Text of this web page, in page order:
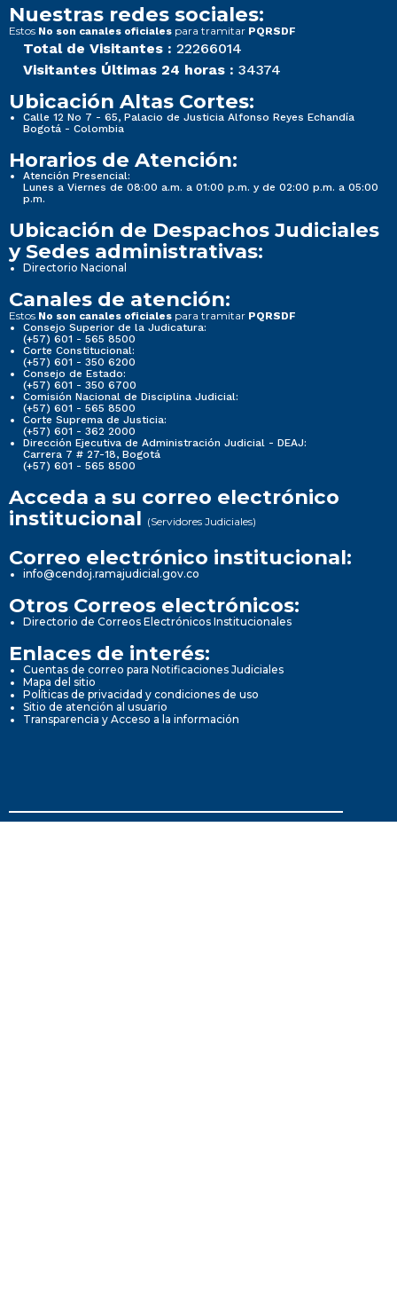
Nuestras redes sociales:
Estos No son canales oficiales para tramitar PQRSDF
Total de Visitantes : 22266014
Visitantes Últimas 24 horas : 34374
Ubicación Altas Cortes:
Calle 12 No 7 - 65, Palacio de Justicia Alfonso Reyes Echandía
Bogotá - Colombia
Horarios de Atención:
Atención Presencial:
Lunes a Viernes de 08:00 a.m. a 01:00 p.m. y de 02:00 p.m. a 05:00
p.m.
Ubicación de Despachos Judiciales
y Sedes administrativas:
Directorio Nacional
Canales de atención:
Estos No son canales oficiales para tramitar PQRSDF
Consejo Superior de la Judicatura:
(+57) 601 - 565 8500
Corte Constitucional:
(+57) 601 - 350 6200
Consejo de Estado:
(+57) 601 - 350 6700
Comisión Nacional de Disciplina Judicial:
(+57) 601 - 565 8500
Corte Suprema de Justicia:
(+57) 601 - 362 2000
Dirección Ejecutiva de Administración Judicial - DEAJ:
Carrera 7 # 27-18, Bogotá
(+57) 601 - 565 8500
Acceda a su correo electrónico
institucional (Servidores Judiciales)
Correo electrónico institucional:
info@cendoj.ramajudicial.gov.co
Otros Correos electrónicos:
Directorio de Correos Electrónicos Institucionales
Enlaces de interés:
Cuentas de correo para Notificaciones Judiciales
Mapa del sitio
Políticas de privacidad y condiciones de uso
Sitio de atención al usuario
Transparencia y Acceso a la información